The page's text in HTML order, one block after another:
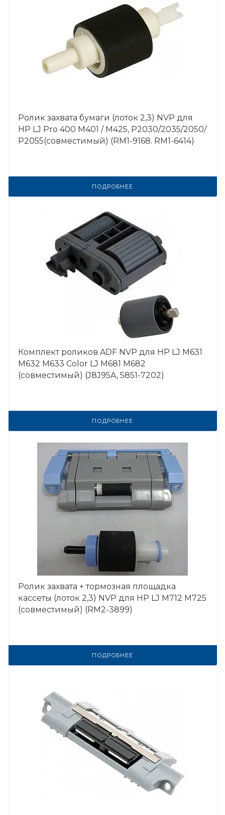
Ролик захвата бумаги (лоток 2,3) NVP для
HP LJ Pro 400 M401 / M425, P2030/2035/2050/
P2055(совместимый) (RM1-9168. RM1-6414)
ПОДРОБНЕЕ
Комплект роликов ADF NVP для HP LJ M631
M632 M633 Color LJ M681 M682
(совместимый) (J8J95A, 5851-7202)
ПОДРОБНЕЕ
Ролик захвата + тормозная площадка
кассеты (лоток 2,3) NVP для HP LJ M712 M725
(совместимый) (RM2-3899)
ПОДРОБНЕЕ